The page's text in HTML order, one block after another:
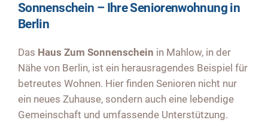
Sonnenschein – Ihre Seniorenwohnung in
Berlin
Das Haus Zum Sonnenschein in Mahlow, in der
Nähe von Berlin, ist ein herausragendes Beispiel für
betreutes Wohnen. Hier finden Senioren nicht nur
ein neues Zuhause, sondern auch eine lebendige
Gemeinschaft und umfassende Unterstützung.